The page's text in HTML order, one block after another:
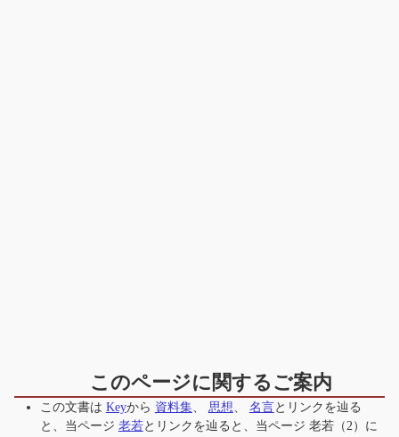
このページに関するご案内
この文書は Keyから 資料集、 思想 名言とリンクを辿る
と、当ページ 老若とリンクを辿ると、当ページ 老若（2） に